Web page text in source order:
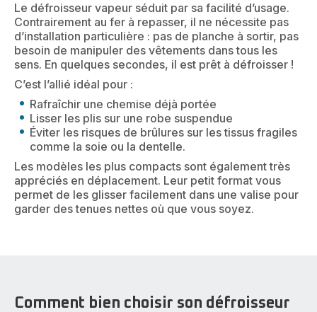
Le défroisseur vapeur séduit par sa facilité d’usage.
Contrairement au fer à repasser, il ne nécessite pas
d’installation particulière : pas de planche à sortir, pas
besoin de manipuler des vêtements dans tous les
sens. En quelques secondes, il est prêt à défroisser !
C’est l’allié idéal pour :
Rafraîchir une chemise déjà portée
Lisser les plis sur une robe suspendue
Éviter les risques de brûlures sur les tissus fragiles
comme la soie ou la dentelle.
Les modèles les plus compacts sont également très
appréciés en déplacement. Leur petit format vous
permet de les glisser facilement dans une valise pour
garder des tenues nettes où que vous soyez.
Comment bien choisir son défroisseur